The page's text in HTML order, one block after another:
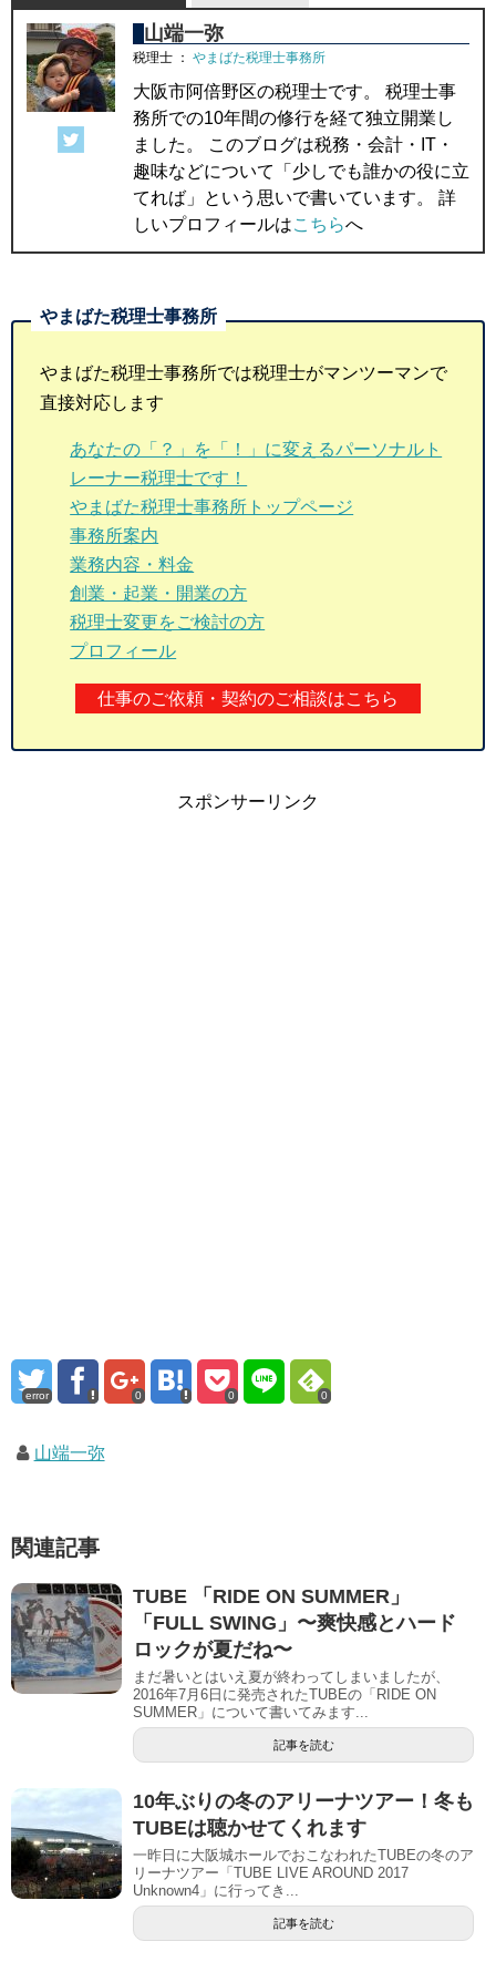
山端一弥
税理士 ： やまばた税理士事務所
大阪市阿倍野区の税理士です。 税理士事
務所での10年間の修行を経て独立開業し
ました。 このブログは税務・会計・IT・
趣味などについて「少しでも誰かの役に立
てれば」という思いで書いています。 詳
しいプロフィールはこちらへ
やまばた税理士事務所では税理士がマンツーマンで
直接対応します
あなたの「？」を「！」に変えるパーソナルト
レーナー税理士です！
やまばた税理士事務所トップページ
事務所案内
業務内容・料金
創業・起業・開業の方
税理士変更をご検討の方
プロフィール
仕事のご依頼・契約のご相談はこちら
スポンサーリンク
error 0 0 0
山端一弥
関連記事
TUBE 「RIDE ON SUMMER」
「FULL SWING」〜爽快感とハード
ロックが夏だね〜
まだ暑いとはいえ夏が終わってしまいましたが、
2016年7月6日に発売されたTUBEの「RIDE ON
SUMMER」について書いてみます...
記事を読む
10年ぶりの冬のアリーナツアー！冬も
TUBEは聴かせてくれます
一昨日に大阪城ホールでおこなわれたTUBEの冬のア
リーナツアー「TUBE LIVE AROUND 2017
Unknown4」に行ってき...
記事を読む